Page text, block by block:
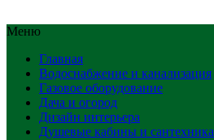
Меню
Главная
Водоснабжение и канализация
Газовое оборудование
Дача и огород
Дизайн интерьера
Душевые кабины и сантехника